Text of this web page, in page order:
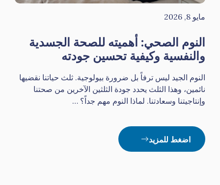
مايو 8, 2026
النوم الصحي: أهميته للصحة الجسدية
والنفسية وكيفية تحسين جودته
النوم الجيد ليس ترفاً بل ضرورة بيولوجية. ثلث حياتنا نقضيها
نائمين، وهذا الثلث يحدد جودة الثلثين الآخرين من صحتنا
وإنتاجيتنا وسعادتنا. لماذا النوم مهم جداً؟ …